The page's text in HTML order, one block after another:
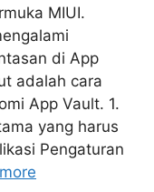
MIUI.
di App
adalah cara
App Vault. 1.
yang harus
Pengaturan